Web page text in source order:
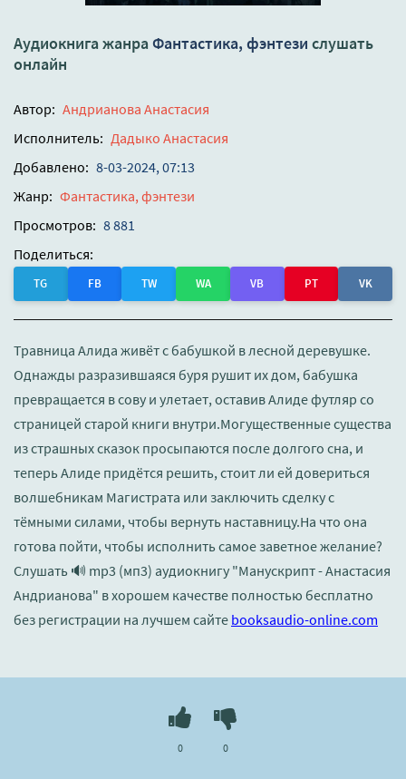
Аудиокнига жанра Фантастика, фэнтези слушать
онлайн
Автор: Андрианова Анастасия
Исполнитель: Дадыко Анастасия
Добавлено: 8-03-2024, 07:13
Жанр: Фантастика, фэнтези
Просмотров: 8 881
Поделиться:
TG FB TW WA VB PT VK
Травница Алида живёт с бабушкой в лесной деревушке.
Однажды разразившаяся буря рушит их дом, бабушка
превращается в сову и улетает, оставив Алиде футляр со
страницей старой книги внутри.Могущественные существа
из страшных сказок просыпаются после долгого сна, и
теперь Алиде придётся решить, стоит ли ей довериться
волшебникам Магистрата или заключить сделку с
тёмными силами, чтобы вернуть наставницу.На что она
готова пойти, чтобы исполнить самое заветное желание?
Слушать 🔊 mp3 (мп3) аудиокнигу "Манускрипт - Анастасия
Андрианова" в хорошем качестве полностью бесплатно
без регистрации на лучшем сайте booksaudio-online.com
0 0